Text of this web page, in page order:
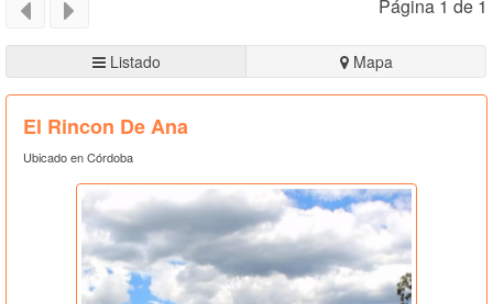
Página 1 de 1
Listado Mapa
El Rincon De Ana
Ubicado en Córdoba